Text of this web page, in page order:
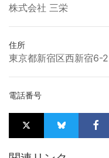
株式会社 三栄
住所
東京都新宿区西新宿6-
電話番号